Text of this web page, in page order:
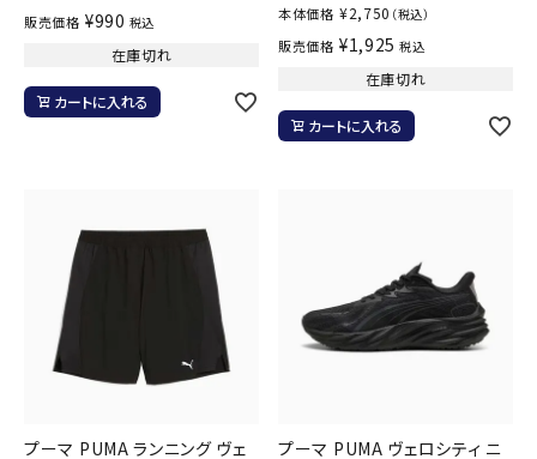
販売価格 ¥990 税込
在庫切れ
カートに入れる
本体価格 ¥2,750 （税込）
販売価格 ¥1,925 税込
在庫切れ
カートに入れる
プーマ PUMA ランニング ヴェ プーマ PUMA ヴェロシティ ニ